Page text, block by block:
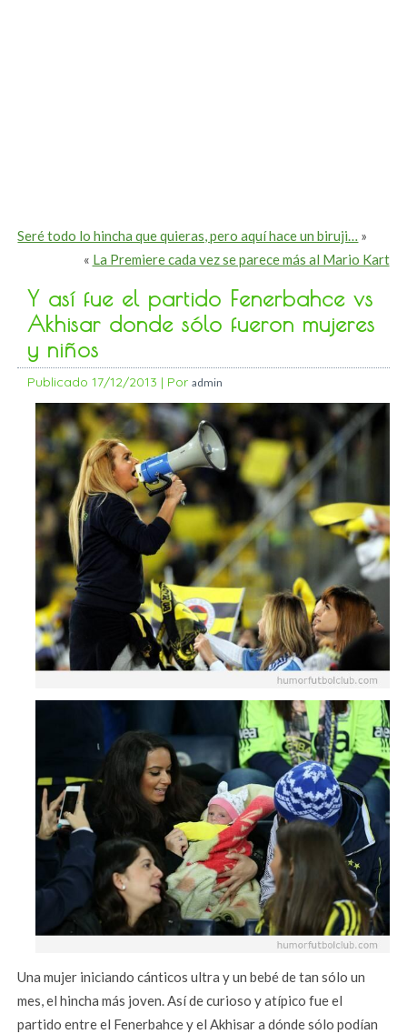
Seré todo lo hincha que quieras, pero aquí hace un biruji… »
« La Premiere cada vez se parece más al Mario Kart
Y así fue el partido Fenerbahce vs
Akhisar donde sólo fueron mujeres
y niños
Publicado 17/12/2013 | Por admin
Una mujer iniciando cánticos ultra y un bebé de tan sólo un
mes, el hincha más joven. Así de curioso y atípico fue el
partido entre el Fenerbahce y el Akhisar a dónde sólo podían